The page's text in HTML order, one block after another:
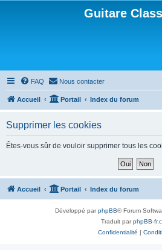
Guitare
FAQ Nous contacter
Accueil Portail Index du forum
Supprimer les cookies
Êtes-vous sûr de vouloir supprimer tous les
Accueil Portail Index du forum
Développé parphpBB® Forum
Traduit parphpBB-
Confidentialité |